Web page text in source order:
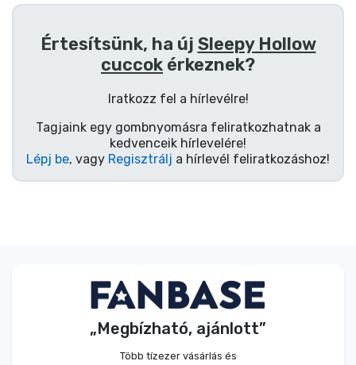
Értesítsünk, ha új Sleepy Hollow
cuccok érkeznek?
Iratkozz fel a hírlevélre!
Tagjaink egy gombnyomásra feliratkozhatnak a
kedvenceik hírlevelére!
Lépj be, vagy Regisztrálj a hírlevél feliratkozáshoz!
„Megbízható, ajánlott”
Több tízezer vásárlás és